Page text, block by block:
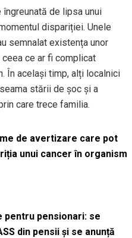
de lipsa unui
dispariției. Unele
semnalat existența unor
ce ar fi complicat
În același timp, alți localnici
stării de șoc și a
care trece familia.
de avertizare care pot
unui cancer în organism
pentru pensionari: se
din pensii și se anunță